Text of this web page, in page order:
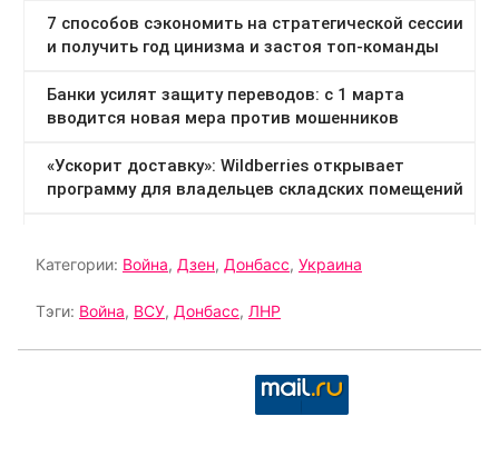
Категории: Война, Дзен, Донбасс, Украина
Тэги: Война, ВСУ, Донбасс, ЛНР